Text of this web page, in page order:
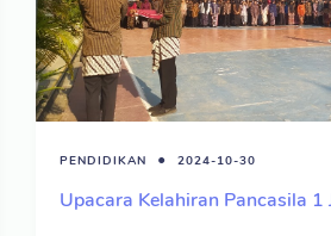
PENDIDIKAN 2024-10-30
Upacara Kelahiran Pancasila 1